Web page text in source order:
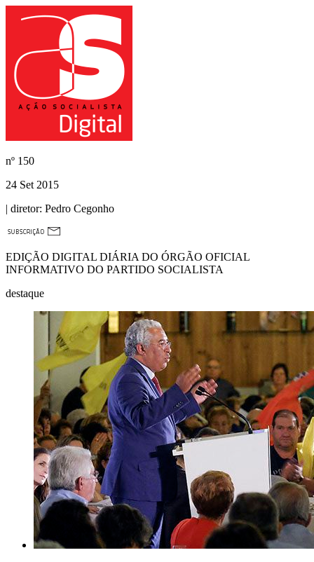
nº 150
24 Set 2015
| diretor: Pedro Cegonho
EDIÇÃO DIGITAL DIÁRIA DO ÓRGÃO OFICIAL
INFORMATIVO DO PARTIDO SOCIALISTA
destaque